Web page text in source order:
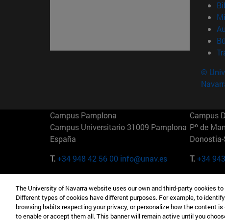
©
Campus Pamplona
Campus Universitario 31009 Pamplona
España
T.+34 948 42 56 00 info@unav.es
Campus
Pº de
T.+34
Camino del Cerro Águila 3 28023
Madrid España
165 W
EE.UU
The University of Navarra website uses our own and third-party cookies
Different types of cookies have different purposes. For example, to
browsing habits respecting your privacy, or personalize how the content
to enable or accept them all. This banner will remain active until you